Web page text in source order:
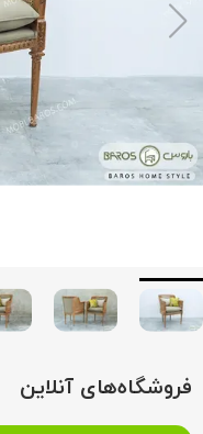
فروشگاه‌های آنلاین